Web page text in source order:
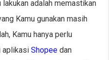
adalah memastikan
Kamu gunakan masih
Kamu hanya perlu
aplikasiShopee dan